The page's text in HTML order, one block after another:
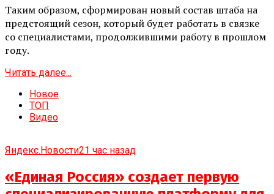
Таким образом, сформирован новый состав штаба на
предстоящий сезон, который будет работать в связке
со специалистами, продолжившими работу в прошлом
году.
Читать далее...
Новое
ТОП
Видео
Яндекс.Новости21 час назад
«Единая Россия» создает первую